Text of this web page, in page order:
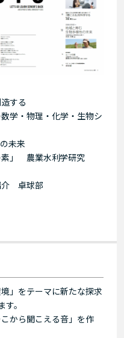
する
・物理・化学・生物シ
未来
」 農業水利学研究
卓球部
」をテーマに新たな探求
ます。
から聞こえる音」を作